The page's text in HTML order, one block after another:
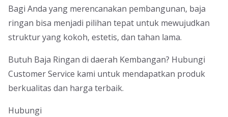
Bagi Anda yang merencanakan pembangunan, baja
ringan bisa menjadi pilihan tepat untuk mewujudkan
struktur yang kokoh, estetis, dan tahan lama.
Butuh Baja Ringan di daerah Kembangan? Hubungi
Customer Service kami untuk mendapatkan produk
berkualitas dan harga terbaik.
Hubungi